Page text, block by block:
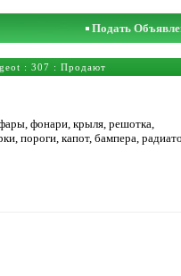
Подать
: 307 : Продают
фонари, крыля, решотка,
пороги, капот, бампера,